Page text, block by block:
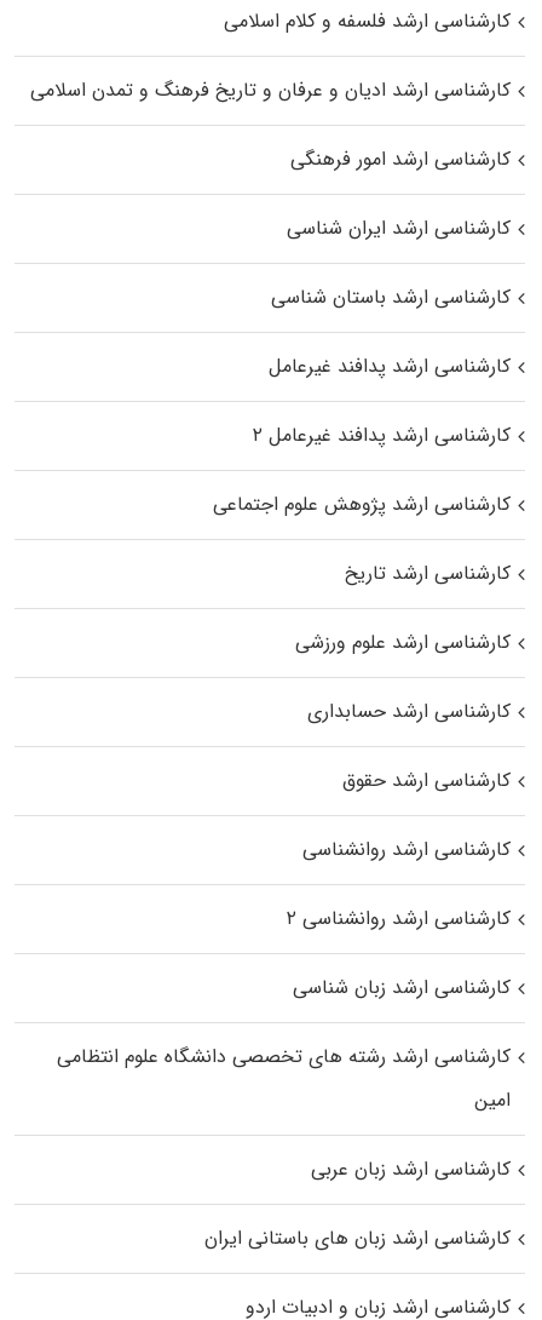
کارشناسی ارشد فلسفه و کلام اسلامی
کارشناسی ارشد ادیان و عرفان و تاریخ فرهنگ و تمدن اسلامی
کارشناسی ارشد امور فرهنگی
کارشناسی ارشد ایران شناسی
کارشناسی ارشد باستان شناسی
کارشناسی ارشد پدافند غیرعامل
کارشناسی ارشد پدافند غیرعامل ۲
کارشناسی ارشد پژوهش علوم اجتماعی
کارشناسی ارشد تاریخ
کارشناسی ارشد علوم ورزشی
کارشناسی ارشد حسابداری
کارشناسی ارشد حقوق
کارشناسی ارشد روانشناسی
کارشناسی ارشد روانشناسی ۲
کارشناسی ارشد زبان شناسی
کارشناسی ارشد رﺷﺘﻪ ﻫﺎی تخصصی داﻧﺸﮕﺎه ﻋﻠﻮم انتظامی
اﻣﻴﻦ
کارشناسی ارشد زبان عربی
کارشناسی ارشد زبان‌ های باستانی ایران
کارشناسی ارشد زبان و ادبیات اردو